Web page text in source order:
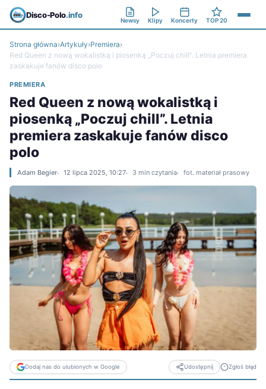
Disco-Polo.info
Newsy Klipy Koncerty TOP 20
Strona główna›Artykuły›Premiera›
Red Queen z nową wokalistką i piosenką „Poczuj chill”. Letnia premiera
zaskakuje fanów disco polo
PREMIERA
Red Queen z nową wokalistką i
piosenką „Poczuj chill”. Letnia
premiera zaskakuje fanów disco
polo
Adam Begier 12 lipca 2025, 10:27 3 min czytania fot. materiał prasowy
Dodaj nas do ulubionych w Google Udostępnij Zgłoś błąd